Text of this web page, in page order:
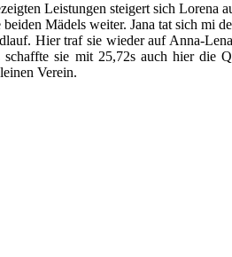
Leistungen steigert sich Lorena
Mädels weiter. Jana tat sich mi
Hier traf sie wieder auf Anna-
schaffte sie mit 25,72s auch hier
Verein.